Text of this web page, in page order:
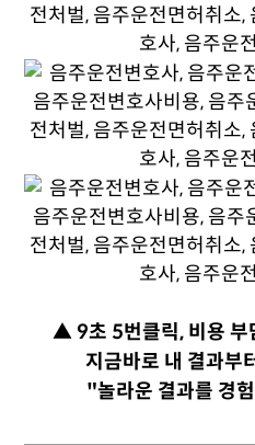
▲ 9초 5번클릭, 비용 부
지금바로 내 결과부
"놀라운 결과를 경